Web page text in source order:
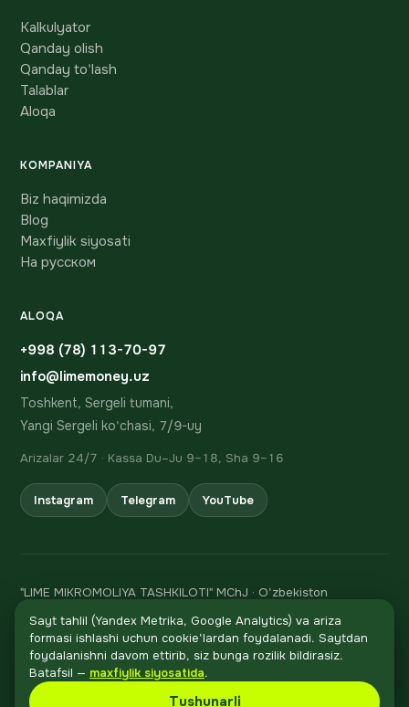
Qo'ng'iroq
Sayt tahlil (Yandex Metrika, Google Analytics) va ariza
formasi ishlashi uchun cookie'lardan foydalanadi. Saytdan
foydalanishni davom ettirib, siz bunga rozilik bildirasiz.
Batafsil — maxfiylik siyosatida.
Tushunarli
Kalkulyator
Qanday olish
Qanday to'lash
Talablar
Aloqa
KOMPANIYA
Biz haqimizda
Blog
Maxfiylik siyosati
На русском
ALOQA
+998 (78) 113-70-97
info@limemoney.uz
Toshkent, Sergeli tumani,
Yangi Sergeli ko'chasi, 7/9-uy
Arizalar 24/7 · Kassa Du–Ju 9–18, Sha 9–16
Instagram Telegram YouTube
"LIME MIKROMOLIYA TASHKILOTI" MChJ · O'zbekiston
Respublikasi Markaziy bankining 06.02.2024 dagi 106-sonli
litsenziyasi
STIR 310 847 482 · h/r 20208000205705294001 Asia
Alliance Bank'da, MFO 01095
© 2024–2026 LIME MONEY®. Barcha huquqlar himoyalangan.